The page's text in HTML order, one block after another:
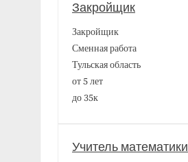
Закройщик
Закройщик
Сменная работа
Тульская область
от 5 лет
до 35к
Учитель математики